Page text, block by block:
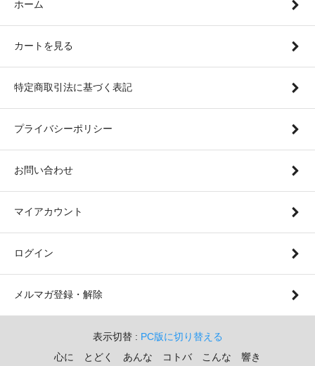
ホーム
カートを見る
特定商取引法に基づく表記
プライバシーポリシー
お問い合わせ
マイアカウント
ログイン
メルマガ登録・解除
表示切替 : PC版に切り替える
心に とどく あんな コトバ こんな 響き